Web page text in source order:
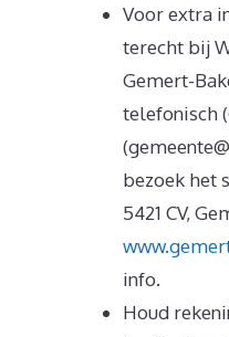
Voor extra
terecht bij
Gemert-
telefonisch
bezoek het
5421 CV,
info.
Houd